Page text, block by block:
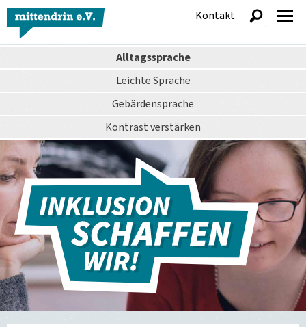
Alltagssprache
Leichte Sprache
Gebärdensprache
Kontrastverstärken
Kontakt
anzeigen